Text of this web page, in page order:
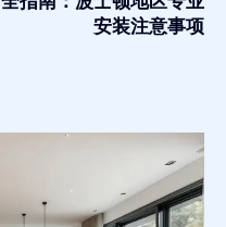
安装注意事项